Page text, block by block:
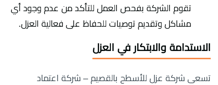
تقوم الشركة بفحص العمل للتأكد من عدم وجود أي
مشاكل وتقديم توصيات للحفاظ على فعالية العزل.
الاستدامة والابتكار في العزل
تسعى شركة عزل للأسطح بالقصيم – شركة اعتماد